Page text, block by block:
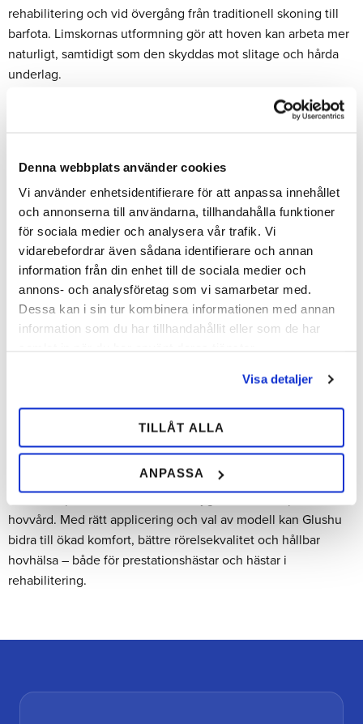
Denna webbplats använder cookies
Vi använder enhetsidentifierare för att anpassa innehållet
och annonserna till användarna, tillhandahålla funktioner
för sociala medier och analysera vår trafik. Vi
vidarebefordrar även sådana identifierare och annan
information från din enhet till de sociala medier och
annons- och analysföretag som vi samarbetar med.
Dessa kan i sin tur kombinera informationen med annan
information som du har tillhandahållit eller som de har
Visa detaljer
TILLÅT ALLA
ANPASSA
rehabilitering och vid övergång från traditionell skoning till
barfota. Limskornas utformning gör att hoven kan arbeta mer
naturligt, samtidigt som den skyddas mot slitage och hårda
underlag.
När är Glushu ett bra alternativ till
Glushu passar särskilt bra när man vill undvika söm, till
exempel vid sprickor, hovväggsproblem eller efter skador. De
är även ett alternativ för hästar som inte tolererar traditionell
skoning eller där man vill ha en mer flexibel lösning som kan
användas både kort- och långsiktigt.
Så väljer du rätt storlek och modell
För bästa resultat är korrekt storlek och passform avgörande.
Hoven ska mätas i både bredd och längd enligt mätguide,
tryckpunkter. Val av modell kan även påverkas av om skon
användningsområde.
Glushu som del av modern hovvård
Glushu limskor används av hovslagare och
hovvård. Med rätt applicering och val av modell kan Glushu
bidra till ökad komfort, bättre rörelsekvalitet och hållbar
hovhälsa – både för prestationshästar och hästar i
rehabilitering.